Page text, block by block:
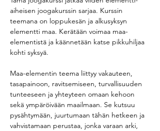
aiheisen joogakurssin sarjaa. Kurssin
teemana on loppukesän ja alkusyksyn
elementti maa. Kerätään voimaa maa-
elementistä ja käännetään katse pikkuhiljaa
kohti syksyä.
Maa-elementin teema liittyy vakauteen,
tasapainoon, ravitsemiseen, turvallisuuden
tunteeseen ja yhteyteen omaan kehoon
sekä ympäröivään maailmaan. Se kutsuu
pysähtymään, juurtumaan tähän hetkeen ja
vahvistamaan perustaa, jonka varaan arki,